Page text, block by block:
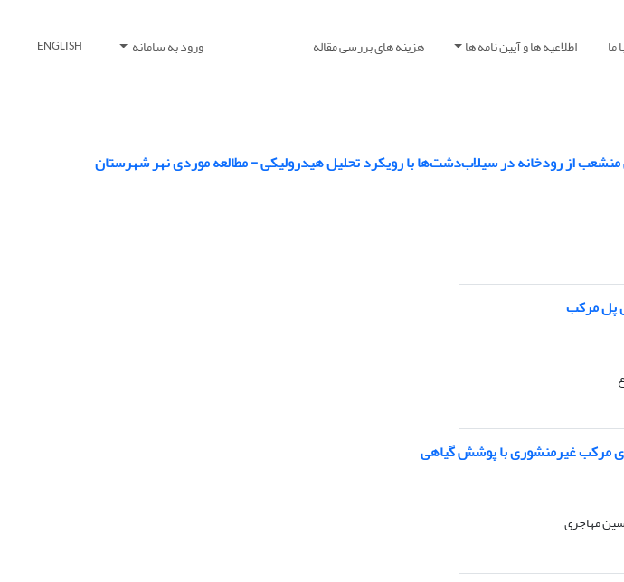
ما اطلاعیه ها و آیین نامه ها هزینه های بررسی مقاله ورود به سامانه ENGLISH
از رودخانه در سیلاب‌دشت‌ها با رویکرد تحلیل هیدرولیکی - مطالعه موردی نهر شهرستان
پل مرکب
مرکب غیرمنشوری با پوشش گیاهی
مهاجری